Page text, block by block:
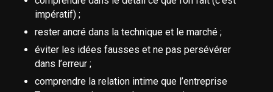
impératif) ;
rester ancré dans la technique et le marché ;
éviter les idées fausses et ne pas persévérer
dans l’erreur ;
comprendre la relation intime que l’entreprise